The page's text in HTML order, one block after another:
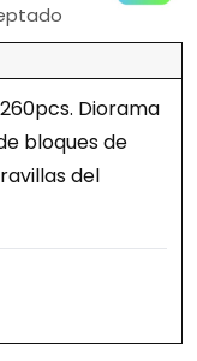
Diorama
bloques de
del